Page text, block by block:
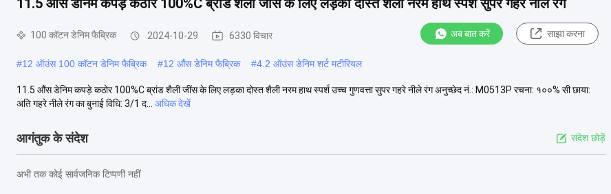
100 कॉटन डेनिम फैब्रिक 2024-10-29 6330 विचार अब बात करें साझा करना
#12 ऑउंस 100 कॉटन डेनिम फैब्रिक #12 औंस डेनिम फैब्रिक #4.2 ऑउंस डेनिम शर्ट मटीरियल
11.5 औंस डेनिम कपड़े कठोर 100%C ब्रांड शैली जींस के लिए लड़का दोस्त शैली नरम हाथ स्पर्श उच्च गुणवत्ता सुपर गहरे नीले रंग अनुच्छेद नं.: M0513P रचना: १००% सी छाया:
अति गहरे नीले रंग का बुनाई विधि: 3/1 द...
अधिक देखें
आगंतुक के संदेश संदेश छोड़ें
अभी तक कोई सार्वजनिक टिप्पणी नहीं